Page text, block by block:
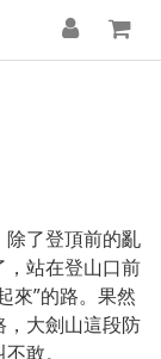
了登頂前的亂
站在登山口前
來”的路。果然
大劍山這段防
敢。